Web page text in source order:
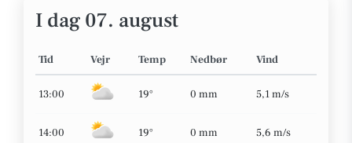
I dag 07. august
Tid Vejr Temp Nedbør Vind
13:00 19° 0 mm 5,1 m/s
14:00 19° 0 mm 5,6 m/s